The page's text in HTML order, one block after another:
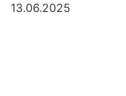
13.06.2025